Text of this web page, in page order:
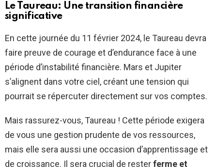
Le Taureau: Une transition financière
significative
En cette journée du 11 février 2024, le Taureau devra
faire preuve de courage et d’endurance face à une
période d’instabilité financière. Mars et Jupiter
s’alignent dans votre ciel, créant une tension qui
pourrait se répercuter directement sur vos comptes.
Mais rassurez-vous, Taureau ! Cette période exigera
de vous une gestion prudente de vos ressources,
mais elle sera aussi une occasion d’apprentissage et
de croissance. Il sera crucial de resterferme et